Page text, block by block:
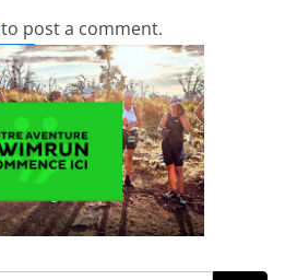
to post a comment.